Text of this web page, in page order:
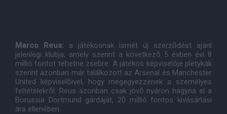
Marco Reus: a játékosnak ismét új szerzõdést ajánl
jelenlegi klubja, amely szerint a következõ 5 évben évi 8
millió fontot tehetne zsebre. A játékos képviselõje pletykák
szerint azonban már találkozott az Arsenal és Manchester
United képviselõivel, hogy megegyezzenek a személyes
feltételekrõl. Reus azonban csak jövõ nyáron hagyná el a
Borussia Dortmund gárdáját, 20 millió fontos kivásárlási
ára ellenében.